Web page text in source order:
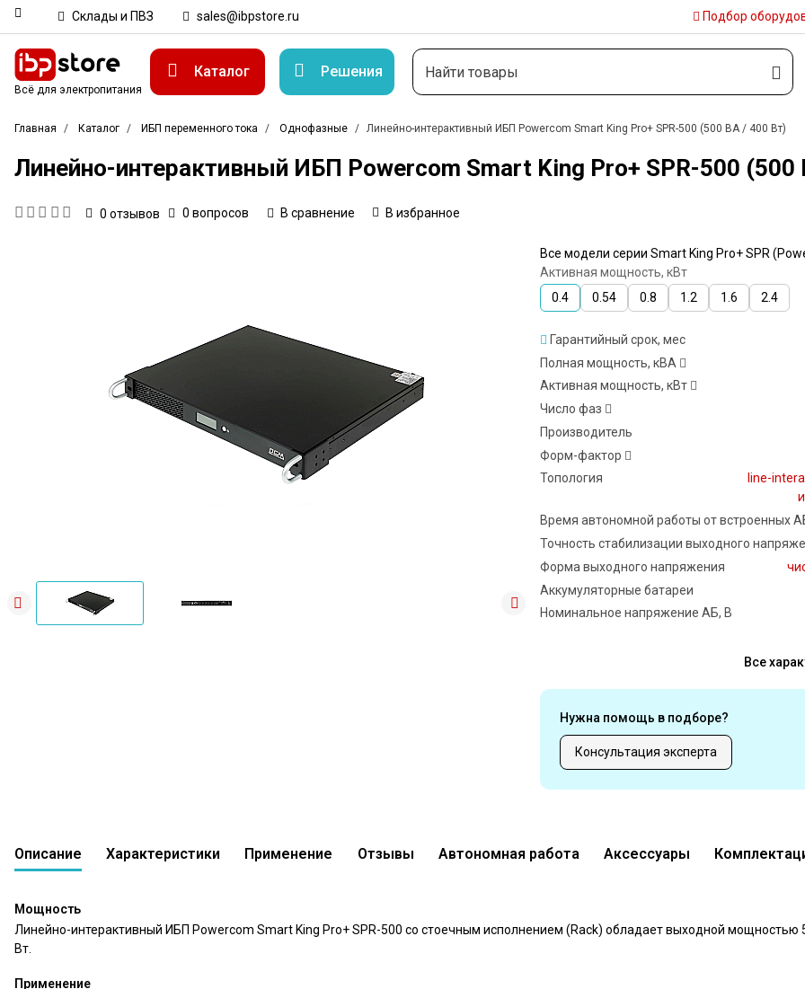
Склады и ПВЗ sales@ibpstore.ru Подбор
Всё для электропитания
Каталог Решения
Главная Каталог ИБП переменного тока Однофазные Линейно-интерактивный ИБП Powercom Smart King Pro+ SPR-500 (500 ВА / 400 Вт)
Линейно-интерактивный ИБП Powercom Smart King Pro+ SPR-500 (500
0 отзывов 0 вопросов В сравнение В избранное
Все модели серии Smart King Pro+ SPR
Активная мощность, кВт
0.4
0.54 0.8 1.2 1.6 2.4
Гарантийный срок, мес
Полная мощность, кВА
Активная мощность, кВт
Число фаз
Производитель
Форм-фактор
Топология
line-
Время автономной работы от встроенных
Точность стабилизации выходного
Форма выходного напряжения
Аккумуляторные батареи
Номинальное напряжение АБ, В
Все
Нужна помощь в подборе?
Консультация эксперта
Линейно-интерактивный ИБП Powercom Smart King Pro+ SPR-500 (500 ВА / 400 Вт)
Описание Характеристики Применение Отзывы Автономная работа Аксессуары
Мощность
Линейно-интерактивный ИБП Powercom Smart King Pro+ SPR-500 со стоечным исполнением (Rack) обладает выходной мощностью
Вт.
Применение